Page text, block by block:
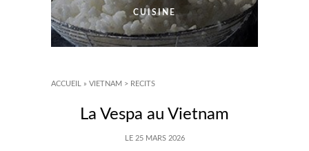
CUISINE
ACCUEIL » VIETNAM > RECITS
La Vespa au Vietnam
LE 25 MARS 2026